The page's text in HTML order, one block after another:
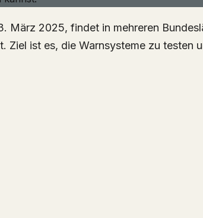
Ziel ist es, die Warnsysteme zu testen